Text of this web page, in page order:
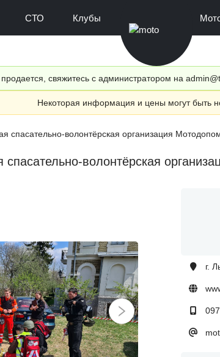
СТО Клубы
свяжитесь с администратором на
Некоторая информация и цены могут быть
спасательно-волонтёрская организация
спасательно-волонтёрская
г.